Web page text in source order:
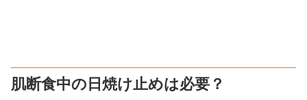
肌断食中の日焼け止めは必要？